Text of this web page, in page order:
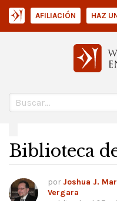
AFILIACIÓN HAZ
Biblioteca
por Joshua J.
Vergara